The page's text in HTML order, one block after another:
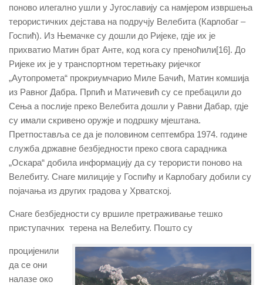
поново илегално ушли у Југославију са намјером извршења
терористичких дејстава на подручју Велебита (Карлобаг –
Госпић). Из Њемачке су дошли до Ријеке, гдје их је
прихватио Матин брат Анте, код кога су преноћили[16]. До
Ријеке их је у транспортном теретњаку ријечког
„Аутопромета“ прокриумчарио Миле Бачић, Матин комшија
из Равног Дабра. Прпић и Матичевић су се пребацили до
Сења а послије преко Велебита дошли у Равни Дабар, гдје
су имали скривено оружје и подршку мјештана.
Претпоставља се да је половином септембра 1974. године
служба државне безбједности преко свога сарадника
„Оскара“ добила информацију да су терористи поново на
Велебиту. Снаге милиције у Госпићу и Карлобагу добили су
појачања из других градова у Хрватској.
Снаге безбједности су вршиле претраживање тешко
приступачних терена на Велебиту. Пошто су
процијенили
да се они
налазе око